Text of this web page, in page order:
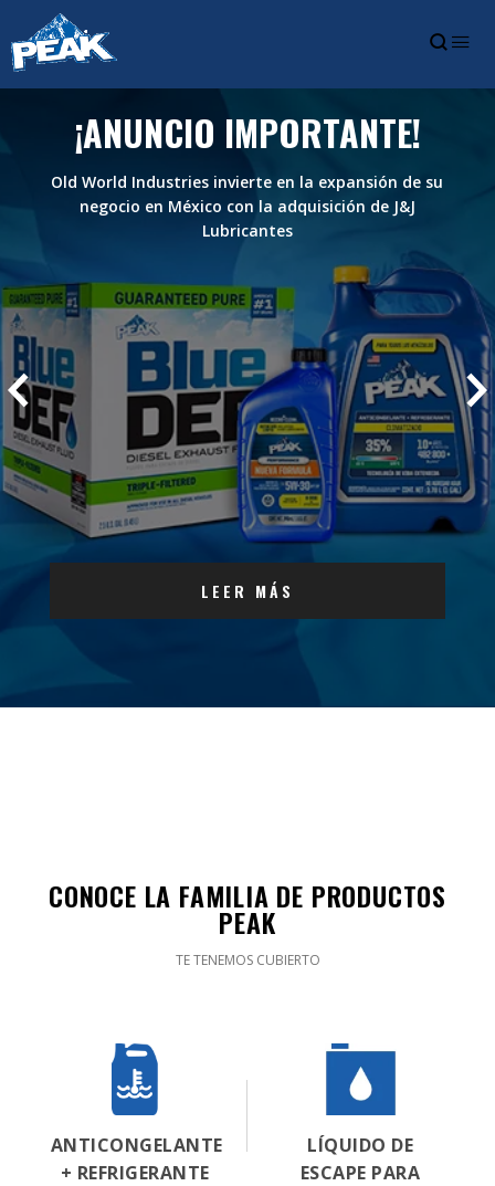
¡ANUNCIO IMPORTANTE!
Old World Industries invierte en la expansión de su
negocio en México con la adquisición de J&J
Lubricantes
LEER MÁS
CONOCE LA FAMILIA DE PRODUCTOS
PEAK
TE TENEMOS CUBIERTO
ANTICONGELANTE
+ REFRIGERANTE
LÍQUIDO DE
ESCAPE PARA